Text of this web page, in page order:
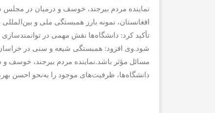
نماینده مردم بیرجند، خوسف و درمیان در
افغانستان، نمونه بارز همبستگی ملی و
تأکید کرد: دانشگاه‌ها نقش مهمی در
شود.وی افزود: همبستگی شیعه و سنی در خراسان
مسائل مؤثر باشد.نماینده مردم بیرجند، خوسف
دانشگاه‌ها، ظرفیت‌های موجود را به‌نحو احسن